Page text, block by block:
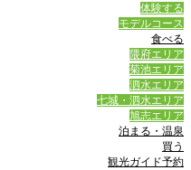
体験する
モデルコース
食べる
隈府エリア
菊池エリア
泗水エリア
七城・泗水エリア
旭志エリア
泊まる・温泉
買う
観光ガイド予約